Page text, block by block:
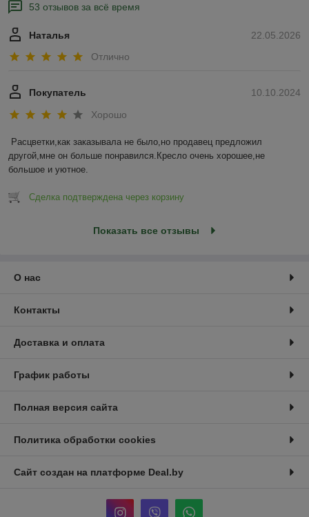
53 отзывов за всё время
22.05.2026
Наталья
Отлично
10.10.2024
Покупатель
Хорошо
Расцветки,как заказывала не было,но продавец предложил
другой,мне он больше понравился.Кресло очень хорошее,не
большое и уютное.
Сделка подтверждена через корзину
Показать все отзывы
О нас
Контакты
Доставка и оплата
График работы
Полная версия сайта
Политика обработки cookies
Сайт создан на платформе Deal.by